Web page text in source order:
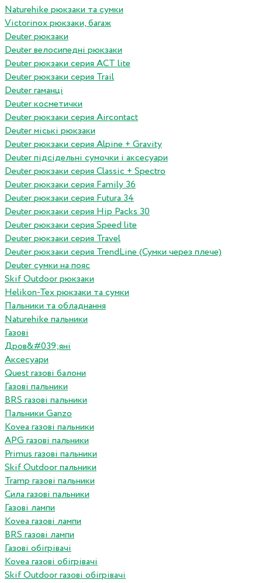
Naturehike рюкзаки та сумки
Victorinox рюкзаки, багаж
Deuter рюкзаки
Deuter велосипедні рюкзаки
Deuter рюкзаки серия ACT lite
Deuter рюкзаки серия Trail
Deuter гаманці
Deuter косметички
Deuter рюкзаки серия Aircontact
Deuter міські рюкзаки
Deuter рюкзаки серия Alpine + Gravity
Deuter підсідельні сумочки і аксесуари
Deuter рюкзаки серия Classic + Spectro
Deuter рюкзаки серия Family 36
Deuter рюкзаки серия Futura 34
Deuter рюкзаки серия Hip Packs 30
Deuter рюкзаки серия Speed lite
Deuter рюкзаки серия Travel
Deuter рюкзаки серия TrendLine (Сумки через плече)
Deuter сумки на пояс
Skif Outdoor рюкзаки
Helikon-Tex рюкзаки та сумки
Пальники та обладнання
Naturehike пальники
Газові
Дров&#039;яні
Аксесуари
Quest газові балони
Газові пальники
BRS газові пальники
Пальники Ganzo
Kovea газові пальники
APG газові пальники
Primus газові пальники
Skif Outdoor пальники
Tramp газові пальники
Сила газові пальники
Газові лампи
Kovea газові лампи
BRS газові лампи
Газові обігрівачі
Kovea газові обігрівачі
Skif Outdoor газові обігрівачі